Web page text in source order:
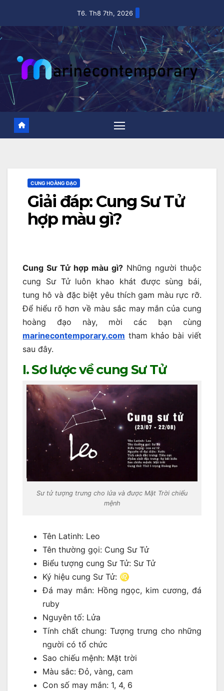
T6. Th8 7th, 2026
CUNG HOÀNG ĐẠO
Giải đáp: Cung Sư Tử
hợp màu gì?
Cung Sư Tử hợp màu gì? Những người thuộc
cung Sư Tử luôn khao khát được sùng bái,
tung hô và đặc biệt yêu thích gam màu rực rỡ.
Để hiểu rõ hơn về màu sắc may mắn của cung
hoàng đạo này, mời các bạn cùng
marinecontemporary.com tham khảo bài viết
sau đây.
I. Sơ lược về cung Sư Tử
Sư tử tượng trưng cho lửa và được Mặt Trời chiếu
mệnh
Tên Latinh: Leo
Tên thường gọi: Cung Sư Tử
Biểu tượng cung Sư Tử: Sư Tử
Ký hiệu cung Sư Tử: ♌
Đá may mắn: Hồng ngọc, kim cương, đá
ruby
Nguyên tố: Lửa
Tính chất chung: Tượng trưng cho những
người có tổ chức
Sao chiếu mệnh: Mặt trời
Màu sắc: Đỏ, vàng, cam
Con số may mắn: 1, 4, 6